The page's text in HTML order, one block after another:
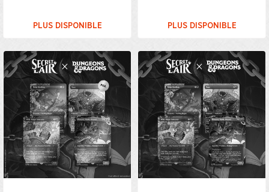
PLUS DISPONIBLE PLUS DISPONIBLE